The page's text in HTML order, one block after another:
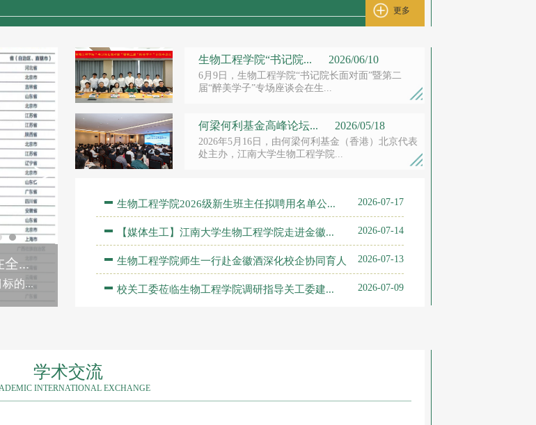
更多
会...
次...
>
生物工程学院“书记院... 2026/06/10
6月9日，生物工程学院“书记院长面对面”暨第二
届“醉美学子”专场座谈会在生...
何梁何利基金高峰论坛... 2026/05/18
2026年5月16日，由何梁何利基金（香港）北京代表
处主办，江南大学生物工程学院...
生物工程学院2026级新生班主任拟聘用名单公... 2026-07-17
【媒体生工】江南大学生物工程学院走进金徽... 2026-07-14
生物工程学院师生一行赴金徽酒深化校企协同育人 2026-07-13
校关工委莅临生物工程学院调研指导关工委建... 2026-07-09
学术交流
INTERNATIONAL EXCHANGE